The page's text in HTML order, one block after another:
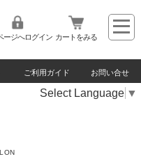
ージへログイン カートをみる
ご利用ガイド お問い合せ
Select Language ▼